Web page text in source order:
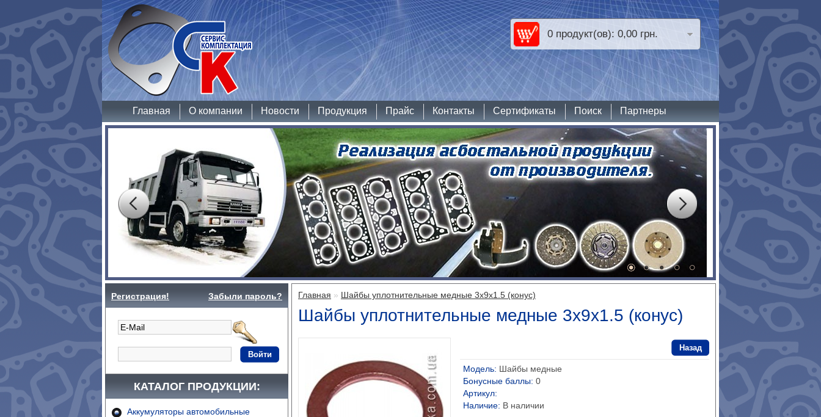
0 продукт(ов): 0,00 грн.
Главная О компании Новости Продукция Прайс Контакты Сертификаты Поиск Партнеры
Регистрация! Забыли пароль?
Войти
КАТАЛОГ ПРОДУКЦИИ:
Аккумуляторы автомобильные
Главная » Шайбы уплотнительные медные 3x9x1.5 (конус)
Шайбы уплотнительные медные 3x9x1.5 (конус)
Назад
Модель: Шайбы медные
Бонусные баллы: 0
Артикул:
Наличие: В наличии